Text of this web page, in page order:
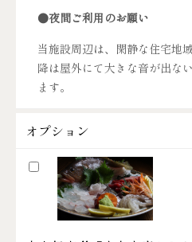
●夜間ご利用のお願い
当施設周辺は、閑静な住宅地
降は屋外にて大きな音が出な
ます。
オプション